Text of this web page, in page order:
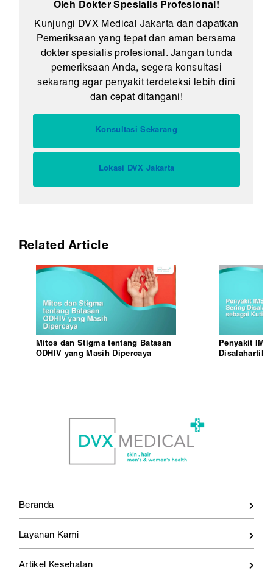
Oleh Dokter Spesialis Profesional!
Kunjungi DVX Medical Jakarta dan dapatkan
Pemeriksaan yang tepat dan aman bersama
dokter spesialis profesional. Jangan tunda
pemeriksaan Anda, segera konsultasi
sekarang agar penyakit terdeteksi lebih dini
dan cepat ditangani!
Konsultasi Sekarang
Lokasi DVX Jakarta
Related Article
Mitos dan Stigma tentang Batasan
ODHIV yang Masih Dipercaya
Penyakit
Beranda
Layanan Kami
Artikel Kesehatan